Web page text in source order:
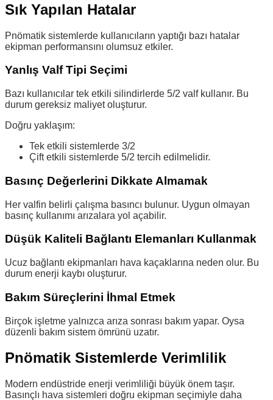
Sık Yapılan Hatalar
Pnömatik sistemlerde kullanıcıların yaptığı bazı hatalar
ekipman performansını olumsuz etkiler.
Yanlış Valf Tipi Seçimi
Bazı kullanıcılar tek etkili silindirlerde 5/2 valf kullanır. Bu
durum gereksiz maliyet oluşturur.
Doğru yaklaşım:
Tek etkili sistemlerde 3/2
Çift etkili sistemlerde 5/2 tercih edilmelidir.
Basınç Değerlerini Dikkate Almamak
Her valfin belirli çalışma basıncı bulunur. Uygun olmayan
basınç kullanımı arızalara yol açabilir.
Düşük Kaliteli Bağlantı Elemanları Kullanmak
Ucuz bağlantı ekipmanları hava kaçaklarına neden olur. Bu
durum enerji kaybı oluşturur.
Bakım Süreçlerini İhmal Etmek
Birçok işletme yalnızca arıza sonrası bakım yapar. Oysa
düzenli bakım sistem ömrünü uzatır.
Pnömatik Sistemlerde Verimlilik
Modern endüstride enerji verimliliği büyük önem taşır.
Basınçlı hava sistemleri doğru ekipman seçimiyle daha